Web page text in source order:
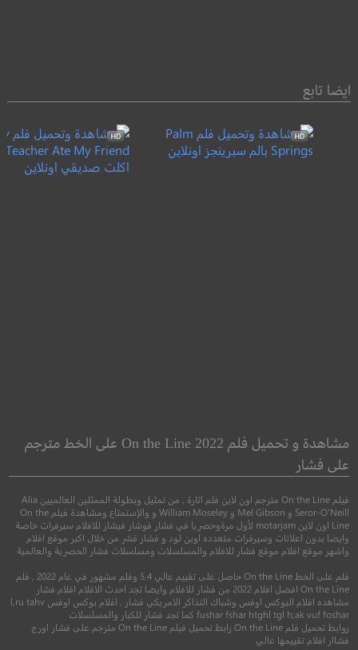
ايضا تابع
بالم سبرينجز
معلمتي اكلت
مغامرة●كوميدي
مشاهدة و تحميل فلم On the Line 2022 على الخط مترجم
على فشار
فيلم On the Line مترجم اون لاين فلم اثارة , من تمثيل وبطولة الممثلين العالميين Alia
Seror-O'Neill و Mel Gibson و William Moseley و والإستمتاع ومشاهدة فيلم On the
Line اون لاين motarjam لأول مرةوحصريا في فشار فوشار فيشار للافلام سيرفرات خاصة
وايضا بدون اعلانات وسيرفرات متعدده اوبن لود و فشار فشر من خلال اكبر موقع افلام
واشهر موقع افلام موقع فشار للافلام والمسلسلات ومسلسلات فشار الحصرية والعالمية
فلم على الخط On the Line حاصل على تقييم عالي 5.4 وفلم مشهور في عام 2022 , فلم
On the Line افضل افلام 2022 من فشار للافلام وايضا تجد احدث الافلام افلام فشار
مشاهده افلام البوكس اوفس وشباك التذاكر الامريكي فشار , افلام بوكس اوفس l,ru tahv
fushar fshar htghl tgl h;ak vuf foshar كما تجد فشار للكبار والمسلسلات
روابط تحميل فلم On the Line رابط تحميل فيلم On the Line مترجم على فشار اورج
فشاار افلام تقييمها عالي